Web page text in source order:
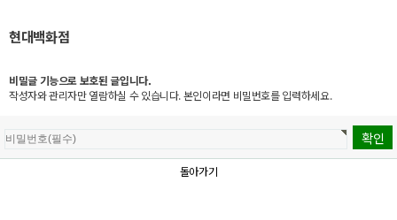
현대백화점
비밀글 기능으로 보호된 글입니다.
작성자와 관리자만 열람하실 수 있습니다. 본인이라면 비밀번호를 입력하세요.
돌아가기